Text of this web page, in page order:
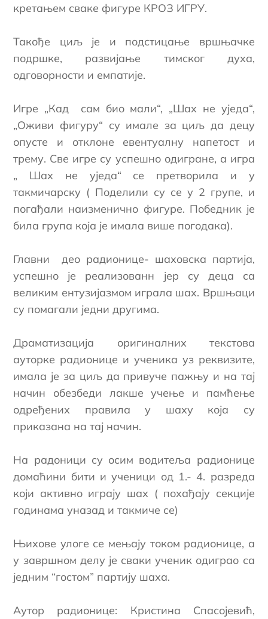
кретањем сваке фигуре КРОЗ ИГРУ.
Такође циљ је и подстицање вршњачке
подршке, развијање тимског духа,
одговорности и емпатије.
Игре „Кад сам био мали“, „Шах не уједа“,
„Оживи фигуру“ су имале за циљ да децу
опусте и отклоне евентуалну напетост и
трему. Све игре су успешно одигране, а игра
„ Шах не уједа“ се претворила и у
такмичарску ( Поделили су се у 2 групе, и
погађали наизменично фигуре. Победник је
била група која је имала више погодака).
Главни део радионице- шаховска партија,
успешно је реализованн јер су деца са
великим ентузијазмом играла шах. Вршњаци
су помагали једни другима.
Драматизација оригиналних текстова
ауторке радионице и ученика уз реквизите,
имала је за циљ да привуче пажњу и на тај
начин обезбеди лакше учење и памћење
одређених правила у шаху која су
приказана на тај начин.
На радоници су осим водитеља радионице
домаћини бити и ученици од 1.- 4. разреда
који активно играју шах ( похађају секције
годинама уназад и такмиче се)
Њихове улоге се мењају током радионице, а
у завршном делу је сваки ученик одиграо са
једним “гостом” партију шаха.
Аутор радионице: Кристина Спасојевић,